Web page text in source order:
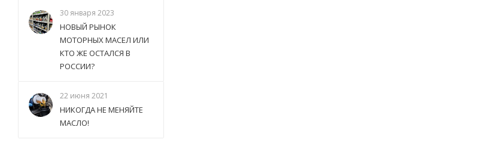
30 января 2023
НОВЫЙ РЫНОК
МОТОРНЫХ МАСЕЛ ИЛИ
КТО ЖЕ ОСТАЛСЯ В
РОССИИ?
22 июня 2021
НИКОГДА НЕ МЕНЯЙТЕ
МАСЛО!